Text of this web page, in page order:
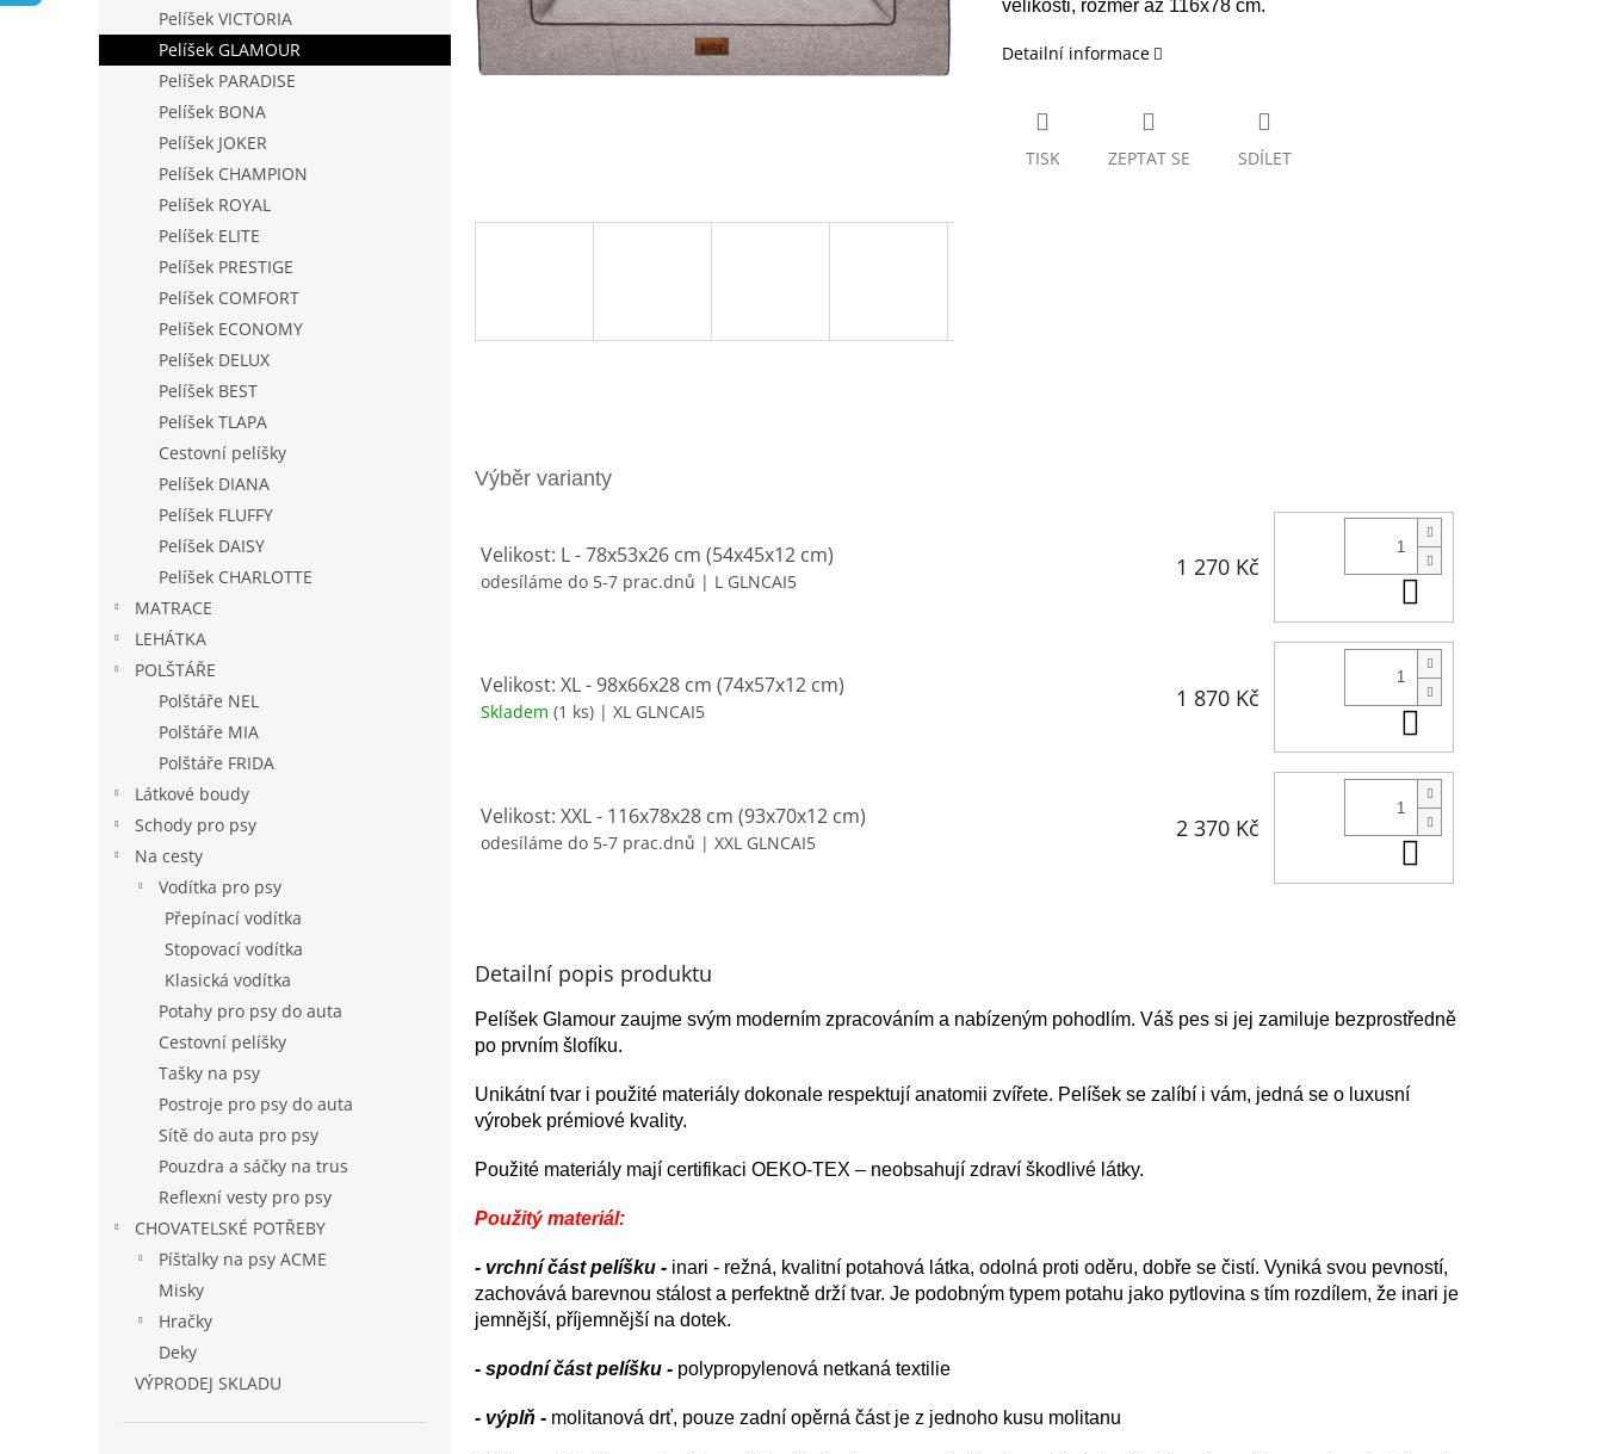
e
l
Pelíšek VICTORIA
Pelíšek GLAMOUR
Pelíšek PARADISE
Pelíšek BONA
Pelíšek JOKER
Pelíšek CHAMPION
Pelíšek ROYAL
Pelíšek ELITE
Pelíšek PRESTIGE
Pelíšek COMFORT
Pelíšek ECONOMY
Pelíšek DELUX
Pelíšek BEST
Pelíšek TLAPA
Cestovní pelíšky
Pelíšek DIANA
Pelíšek FLUFFY
Pelíšek DAISY
Pelíšek CHARLOTTE
MATRACE
LEHÁTKA
POLŠTÁŘE
Polštáře NEL
Polštáře MIA
Polštáře FRIDA
Látkové boudy
Schody pro psy
Na cesty
Vodítka pro psy
Přepínací vodítka
Stopovací vodítka
Klasická vodítka
Potahy pro psy do auta
Cestovní pelíšky
Tašky na psy
Postroje pro psy do auta
Sítě do auta pro psy
Pouzdra a sáčky na trus
Reflexní vesty pro psy
CHOVATELSKÉ POTŘEBY
Píšťalky na psy ACME
Misky
Hračky
Deky
VÝPRODEJ SKLADU
velikosti, rozměr až 116x78 cm.
Detailní informace
TISK ZEPTAT SE SDÍLET
Velikost: L - 78x53x26 cm (54x45x12 cm)
odesíláme do 5-7 prac.dnů | L GLNCAI5 1 270 Kč
Velikost: XL - 98x66x28 cm (74x57x12 cm)
Skladem (1 ks) | XL GLNCAI5 1 870 Kč
Do košíku
Velikost: XXL - 116x78x28 cm (93x70x12 cm)
odesíláme do 5-7 prac.dnů | XXL GLNCAI5 2 370 Kč
Detailní popis produktu
Pelíšek Glamour zaujme svým moderním zpracováním a nabízeným pohodlím. Váš pes si jej zamiluje bezprostředně
po prvním šlofíku.
Unikátní tvar i použité materiály dokonale respektují anatomii zvířete. Pelíšek se zalíbí i vám, jedná se o luxusní
výrobek prémiové kvality.
Použité materiály mají certifikaci OEKO-TEX – neobsahují zdraví škodlivé látky.
Použitý materiál:
- vrchní část pelíšku - inari - režná, kvalitní potahová látka, odolná proti oděru, dobře se čistí. Vyniká svou pevností,
zachovává barevnou stálost a perfektně drží tvar. Je podobným typem potahu jako pytlovina s tím rozdílem, že inari je
jemnější, příjemnější na dotek.
- spodní část pelíšku - polypropylenová netkaná textilie
- výplň - molitanová drť, pouze zadní opěrná část je z jednoho kusu molitanu